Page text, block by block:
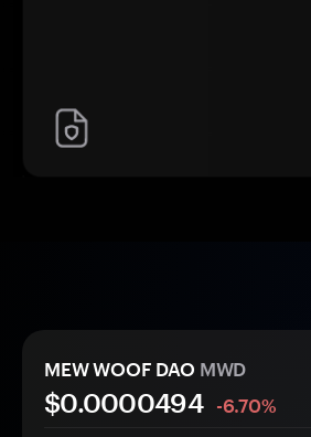
MEW WOOF DAO MWD
$0.0000494
-6.70%